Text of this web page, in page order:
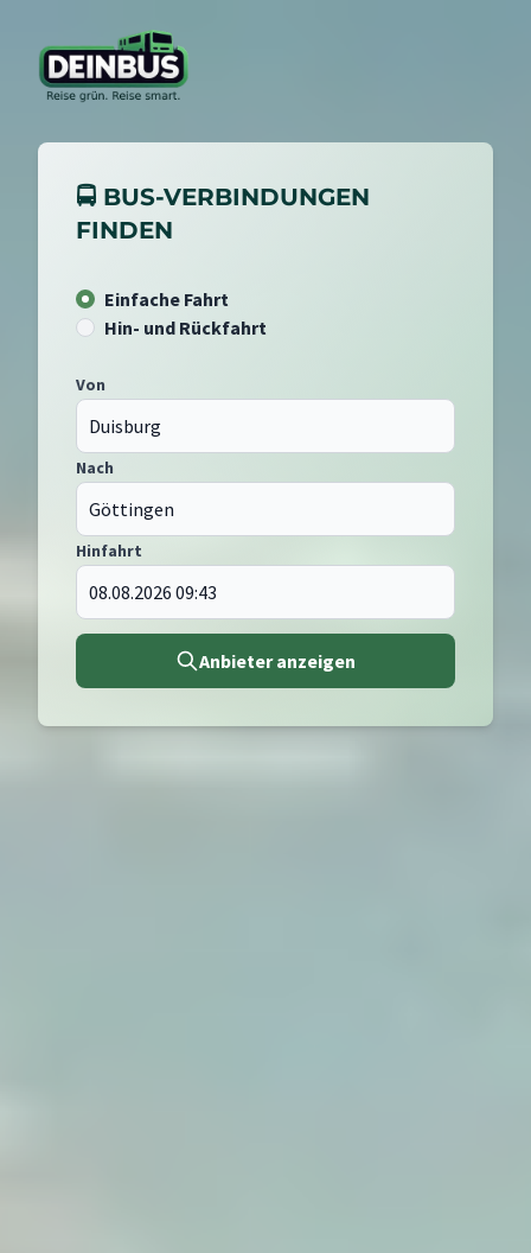
🚍 BUS-VERBINDUNGEN
FINDEN
Einfache Fahrt
Hin- und Rückfahrt
Von
Nach
Hinfahrt
Anbieter anzeigen